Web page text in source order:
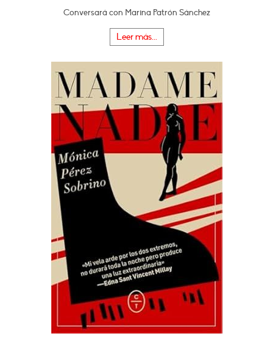
Conversará con Marina Patrón Sánchez
Leer más...